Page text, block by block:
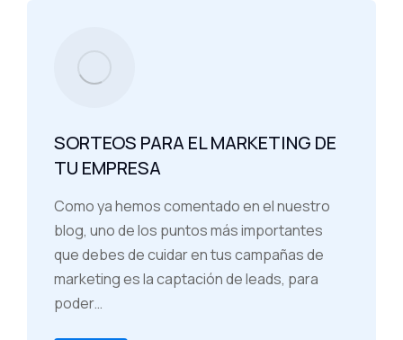
SORTEOS PARA EL MARKETING DE
TU EMPRESA
Como ya hemos comentado en el nuestro
blog, uno de los puntos más importantes
que debes de cuidar en tus campañas de
marketing es la captación de leads, para
poder…